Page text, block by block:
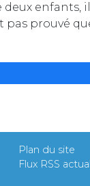
enfants,
pas prouvé
Plan du site
Flux RSS